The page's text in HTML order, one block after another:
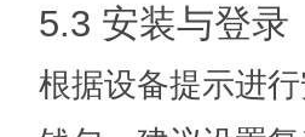
5.3 安装与登录
根据设备提示进